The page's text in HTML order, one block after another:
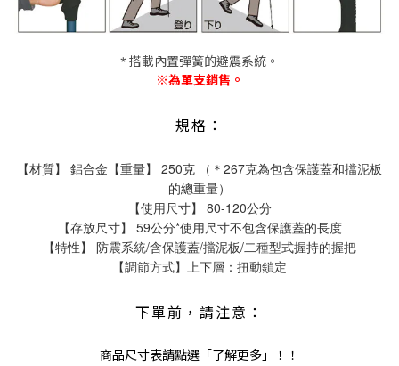
* 搭載內置彈簧的避震系統。
※為單支銷售。
規格：
【材質】 鋁合金【重量】 250克 （＊267克為包含保護蓋和擋泥板
的總重量）
【使用尺寸】 80-120公分
【存放尺寸】 59公分*使用尺寸不包含保護蓋的長度
【特性】 防震系統/含保護蓋/擋泥板/二種型式握持的握把
【調節方式】上下層：扭動鎖定
下單前，請注意：
商品尺寸表請點選「了解更多」！！